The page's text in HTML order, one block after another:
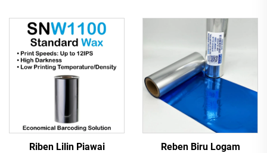
Riben Lilin Piawai
Reben Biru Logam